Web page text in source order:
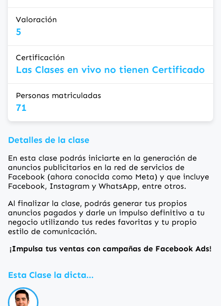
Valoración
5
Certificación
Las Clases en vivo no tienen Certificado
Personas matriculadas
71
Detalles de la clase
En esta clase podrás iniciarte en la generación de
anuncios publicitarios en la red de servicios de
Facebook (ahora conocida como Meta) y que incluye
Facebook, Instagram y WhatsApp, entre otros.
Al finalizar la clase, podrás generar tus propios
anuncios pagados y darle un impulso definitivo a tu
negocio utilizando tus redes favoritas y tu propio
estilo de comunicación.
¡Impulsa tus ventas con campañas de Facebook Ads!
Esta Clase la dicta...